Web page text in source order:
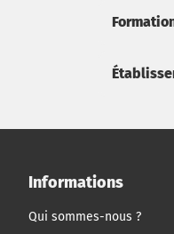
Informations
Qui sommes-nous ?